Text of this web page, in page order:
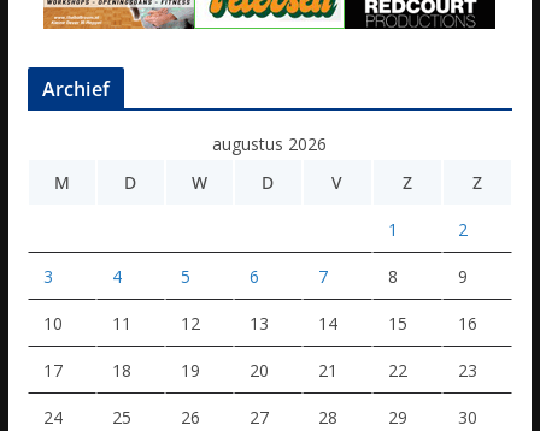
Archief
augustus 2026
M
D W D V Z Z
1 2
3 4 5 6 7 8 9
10 11 12 13 14 15 16
17 18 19 20 21 22 23
24 25 26 27 28 29 30